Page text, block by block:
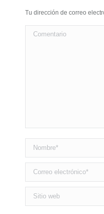
Tu dirección de correo
Comentario
Nombre *
Correo electrónico *
Sitio web